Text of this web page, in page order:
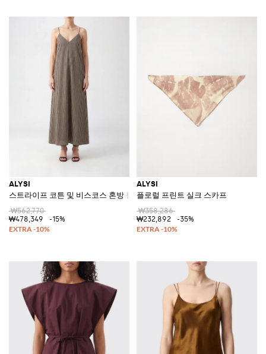
ALYSI
스트라이프 코튼 및 비스코스 혼방 롱 슬립 드레스
₩562,770
₩478,349
-15%
ALYSI
플로럴 프린트 실크 스카프
₩358,286
₩232,892
-35%